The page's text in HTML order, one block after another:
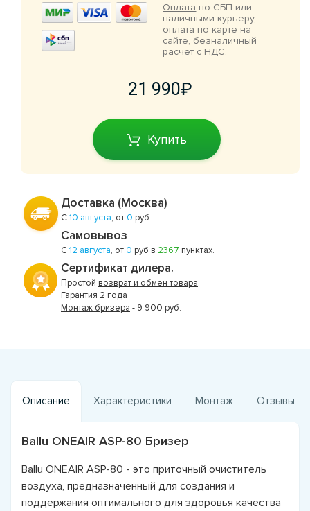
Оплата по СБП или
наличными курьеру,
оплата по карте на
сайте, безналичный
расчет с НДС.
21 990
Купить
Доставка (Москва)
С10 августа, от 0 руб.
Самовывоз
С12 августа, от 0 руб в 2367 пунктах.
Сертификат дилера.
Простой возврат и обмен товара.
Гарантия 2 года
Монтаж бризера - 9 900 руб.
Описание Характеристики Монтаж Отзывы
Ballu ONEAIR ASP-80 Бризер
Ballu ONEAIR ASP-80 - это приточный очиститель
воздуха, предназначенный для создания и
поддержания оптимального для здоровья качества